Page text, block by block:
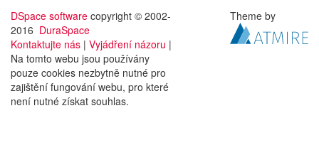
DSpace software copyright © 2002-
2016 DuraSpace
Kontaktujte nás | Vyjádření názoru |
Na tomto webu jsou používány
pouze cookies nezbytně nutné pro
zajištění fungování webu, pro které
není nutné získat souhlas.
Theme by